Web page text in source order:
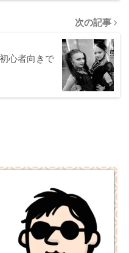
次の記事
心者向きで